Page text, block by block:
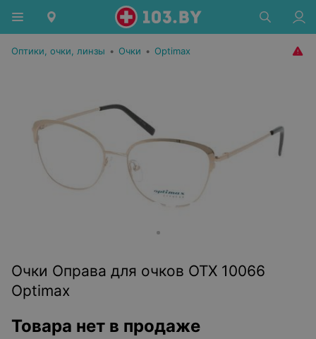
Оптики, очки, линзы • Очки • Optimax
Очки Оправа для очков OTX 10066
Optimax
Товара нет в продаже